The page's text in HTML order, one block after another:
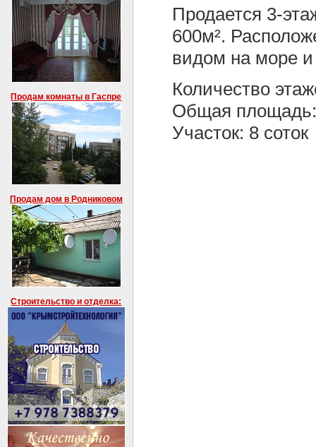
Продам комнаты в Гаспре
Продам дом в Родниковом
Строительство и отделка:
Продается 3-
600м².
видом на море и
Количество
Общая
Участок: 8 соток